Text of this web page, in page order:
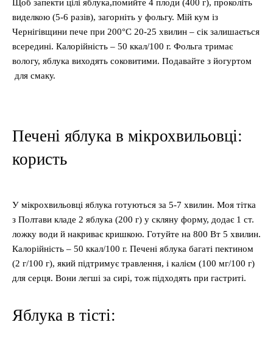
Щоб запекти цілі яблука,помийте 4 плоди (400 г), проколіть
виделкою (5-6 разів), загорніть у фольгу. Мій кум із
Чернігівщини пече при 200°C 20-25 хвилин – сік залишається
всередині. Калорійність – 50 ккал/100 г. Фольга тримає
вологу, яблука виходять соковитими. Подавайте з йогуртом
для смаку.
Печені яблука в мікрохвильовці:
користь
У мікрохвильовці яблука готуються за 5-7 хвилин. Моя тітка
з Полтави кладе 2 яблука (200 г) у скляну форму, додає 1 ст.
ложку води й накриває кришкою. Готуйте на 800 Вт 5 хвилин.
Калорійність – 50 ккал/100 г. Печені яблука багаті пектином
(2 г/100 г), який підтримує травлення, і калієм (100 мг/100 г)
для серця. Вони легші за сирі, тож підходять при гастриті.
Яблука в тісті: